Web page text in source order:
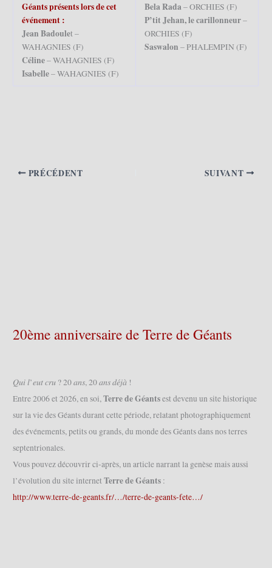
Géants présents lors de cet
événement :
Jean Badoulet –
WAHAGNIES (F)
Céline– WAHAGNIES (F)
Isabelle– WAHAGNIES (F)
Bela Rada– ORCHIES (F)
P’tit Jehan, le carillonneur–
ORCHIES (F)
Saswalon – PHALEMPIN (F)
PRÉCÉDENT SUIVANT
20ème anniversaire de Terre de Géants
𝑄𝑢𝑖 𝑙’𝑒𝑢𝑡 𝑐𝑟𝑢 ? 20 𝑎𝑛𝑠, 20 𝑎𝑛𝑠 𝑑𝑒́𝑗𝑎̀ !
Entre 2006 et 2026, en soi,Terre de Géantsest devenu un site historique
sur la vie des Géants durant cette période, relatant photographiquement
des événements, petits ou grands, du monde des Géants dans nos terres
septentrionales.
Vous pouvez découvrir ci-après, un article narrant la genèse mais aussi
l’évolution du site internet Terre de Géants :
http://www.terre-de-geants.fr/…/terre-de-geants-fete…/